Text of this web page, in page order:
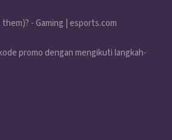
promo dengan mengikuti langkah-